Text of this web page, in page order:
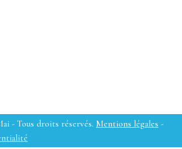
- Tous droits réservés. Mentions légales -